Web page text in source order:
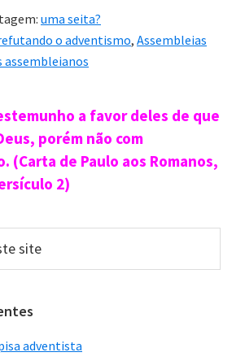
uma seita?
o adventismo, Assembleias
assembleianos
a favor deles de que
porém não com
(Carta de Paulo aos Romanos,
2)
adventista